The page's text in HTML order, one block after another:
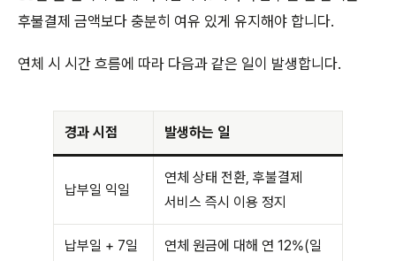
후불결제 금액보다 충분히 여유 있게 유지해야 합니다.
연체 시 시간 흐름에 따라 다음과 같은 일이 발생합니다.
경과 시점 발생하는 일
납부일 익일
연체 상태 전환, 후불결제
서비스 즉시 이용 정지
납부일 + 7일
연체 원금에 대해 연 12%(일